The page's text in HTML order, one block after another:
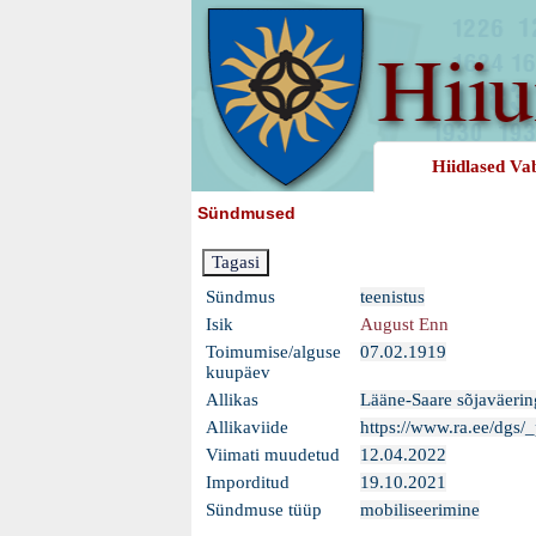
Hiidlased
Sündmused
Sündmus
teenistus
Isik
August Enn
Toimumise/alguse
kuupäev
07.02.1919
Allikas
Lääne-Saare
Allikaviide
https://www.ra.ee/dgs/
Viimati muudetud
12.04.2022
Imporditud
19.10.2021
Sündmuse tüüp
mobiliseerimine